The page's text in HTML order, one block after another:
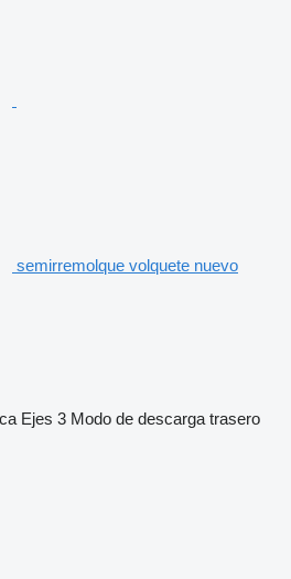
semirremolque volquete nuevo
Ejes 3 Modo de descarga trasero